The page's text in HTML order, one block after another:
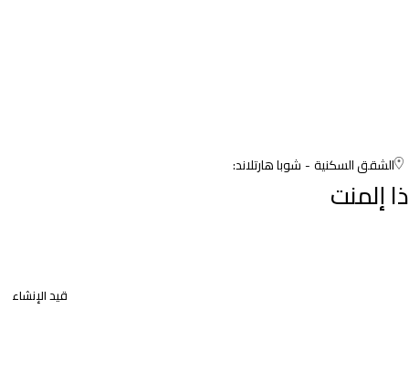
الشقق السكنية شوبا هارتلاند:
ذا إلمنت
قيد الإنشاء